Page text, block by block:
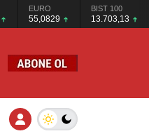
EURO
55,0829
BIST 100
13.703,13